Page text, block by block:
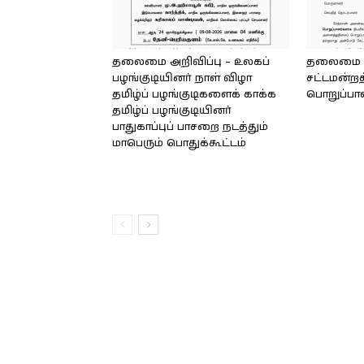
தலைமை அறிவிப்பு – உலகப்
பழங்குடியினர் நாள் விழா
தமிழ்ப் பழங்குடிகளைக் காக்க
தமிழ்ப் பழங்குடியினர்
பாதுகாப்புப் பாசறை நடத்தும்
மாபெரும் பொதுக்கூட்டம்
தலைமை